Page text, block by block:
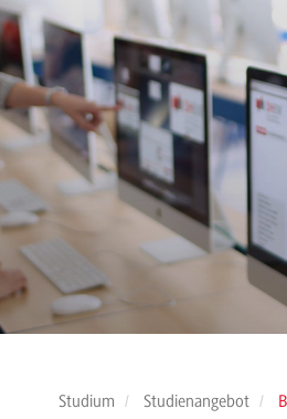
Studium Studienangebot